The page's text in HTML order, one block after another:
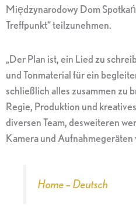
Międzynarodowy Dom
Treffpunkt“ teilzunehmen.
„Der Plan ist, ein Lied zu
und Tonmaterial für ein
schließlich alles zusammen zu
Regie, Produktion und
diversen Team, desweiteren
Kamera und Aufnahmegeräten
Home – Deutsch